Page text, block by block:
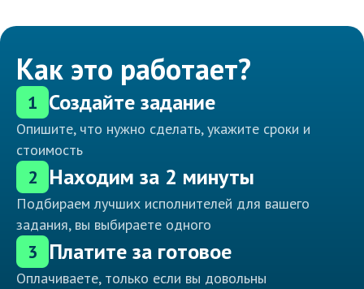
Как это работает?
1 Создайте задание
Опишите, что нужно сделать, укажите сроки и
стоимость
2 Находим за 2 минуты
Подбираем лучших исполнителей для вашего
задания, вы выбираете одного
3 Платите за готовое
Оплачиваете, только если вы довольны